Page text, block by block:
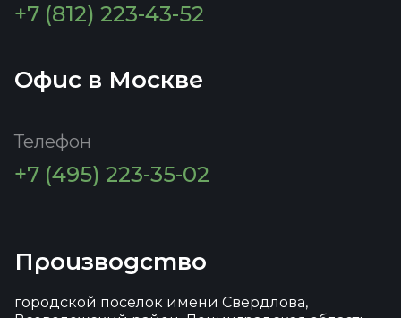
+7 (812) 223-43-52
Офис в Москве
Телефон
+7 (495) 223-35-02
Производство
городской посёлок имени Свердлова,